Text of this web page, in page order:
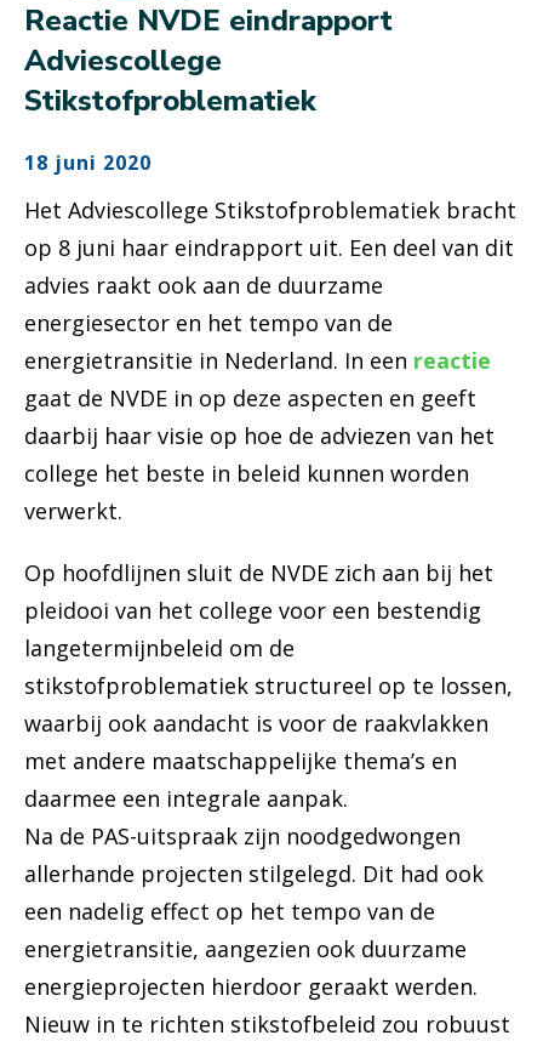
Reactie NVDE eindrapport
Adviescollege
Stikstofproblematiek
18 juni 2020
Het Adviescollege Stikstofproblematiek bracht
op 8 juni haar eindrapport uit. Een deel van dit
advies raakt ook aan de duurzame
energiesector en het tempo van de
energietransitie in Nederland. In een reactie
gaat de NVDE in op deze aspecten en geeft
daarbij haar visie op hoe de adviezen van het
college het beste in beleid kunnen worden
verwerkt.
Op hoofdlijnen sluit de NVDE zich aan bij het
pleidooi van het college voor een bestendig
langetermijnbeleid om de
stikstofproblematiek structureel op te lossen,
waarbij ook aandacht is voor de raakvlakken
met andere maatschappelijke thema’s en
daarmee een integrale aanpak.
Na de PAS-uitspraak zijn noodgedwongen
allerhande projecten stilgelegd. Dit had ook
een nadelig effect op het tempo van de
energietransitie, aangezien ook duurzame
energieprojecten hierdoor geraakt werden.
Nieuw in te richten stikstofbeleid zou robuust